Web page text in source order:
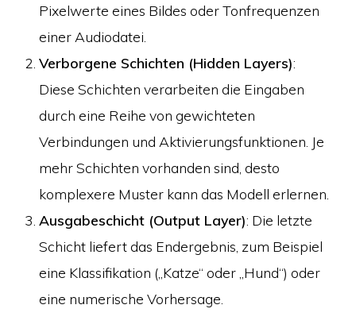
Pixelwerte eines Bildes oder Tonfrequenzen
einer Audiodatei.
Verborgene Schichten (Hidden Layers):
Diese Schichten verarbeiten die Eingaben
durch eine Reihe von gewichteten
Verbindungen und Aktivierungsfunktionen. Je
mehr Schichten vorhanden sind, desto
komplexere Muster kann das Modell erlernen.
Ausgabeschicht (Output Layer): Die letzte
Schicht liefert das Endergebnis, zum Beispiel
eine Klassifikation („Katze“ oder „Hund“) oder
eine numerische Vorhersage.